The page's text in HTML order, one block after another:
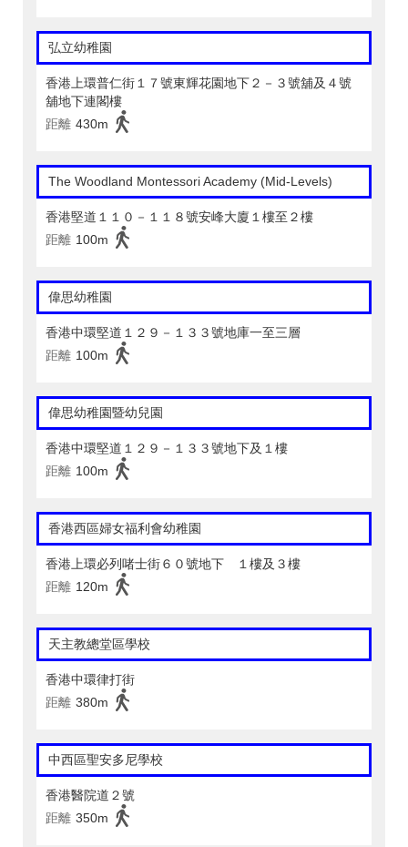
弘立幼稚園
香港上環普仁街１７號東輝花園地下２－３號舖及４號
舖地下連閣樓
距離 430m
The Woodland Montessori Academy (Mid-Levels)
香港堅道１１０－１１８號安峰大廈１樓至２樓
距離 100m
偉思幼稚園
香港中環堅道１２９－１３３號地庫一至三層
距離 100m
偉思幼稚園暨幼兒園
香港中環堅道１２９－１３３號地下及１樓
距離 100m
香港西區婦女福利會幼稚園
香港上環必列啫士街６０號地下 １樓及３樓
距離 120m
天主教總堂區學校
香港中環律打街
距離 380m
中西區聖安多尼學校
香港醫院道２號
距離 350m